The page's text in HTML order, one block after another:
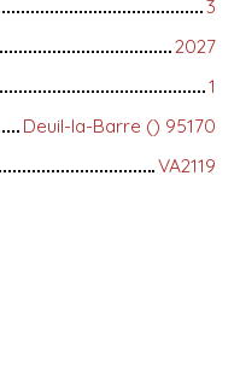
3
2027
1
Deuil-la-Barre () 95170
VA2119